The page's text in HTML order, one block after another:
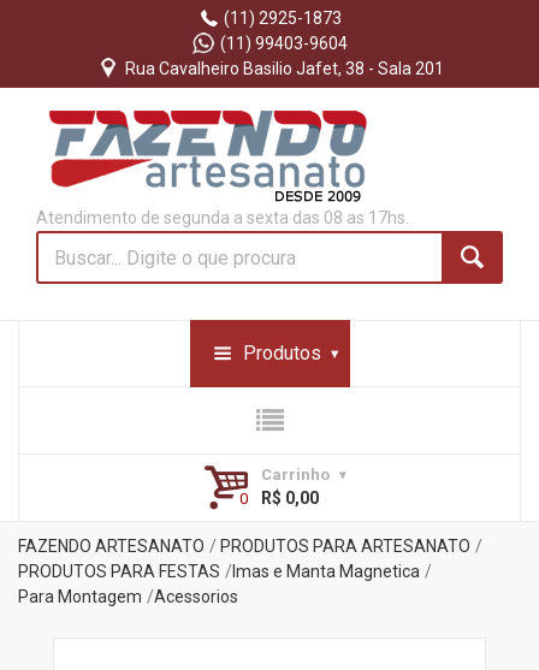
(11) 2925-1873
(11) 99403-9604
Rua Cavalheiro Basilio Jafet, 38 - Sala 201
Atendimento de segunda a sexta das 08 as 17hs.
Produtos
Carrinho
R$ 0,00
FAZENDO ARTESANATO
PRODUTOS PARA ARTESANATO
PRODUTOS PARA FESTAS
Imas e Manta Magnetica
Para Montagem
Acessorios